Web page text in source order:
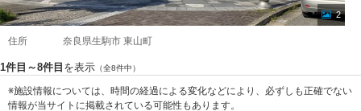
2
住所 奈良県生駒市 東山町
1件目～8件目 を表示 （全8件中）
※施設情報については、時間の経過による変化などにより、必ずしも正確でない
情報が当サイトに掲載されている可能性もあります。